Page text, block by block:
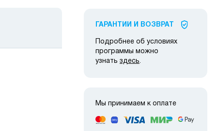
ГАРАНТИИ И ВОЗВРАТ
Подробнее об условиях
программы можно
узнать здесь.
Мы принимаем к оплате